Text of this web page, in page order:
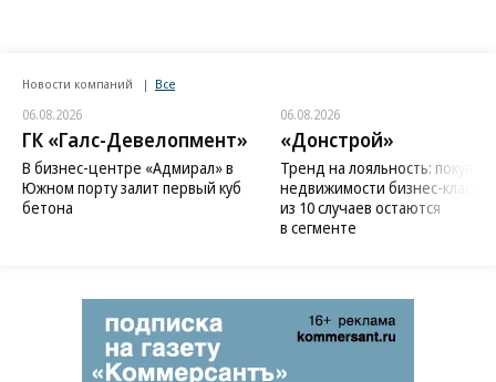
Новости компаний Все
06.08.2026
ГК «Галс-Девелопмент»
В бизнес-центре «Адмирал» в
Южном порту залит первый куб
бетона
06.08.2026
«Донстрой»
Тренд на лояльность:
недвижимости бизнес-класса
из 10 случаев остаются
в сегменте